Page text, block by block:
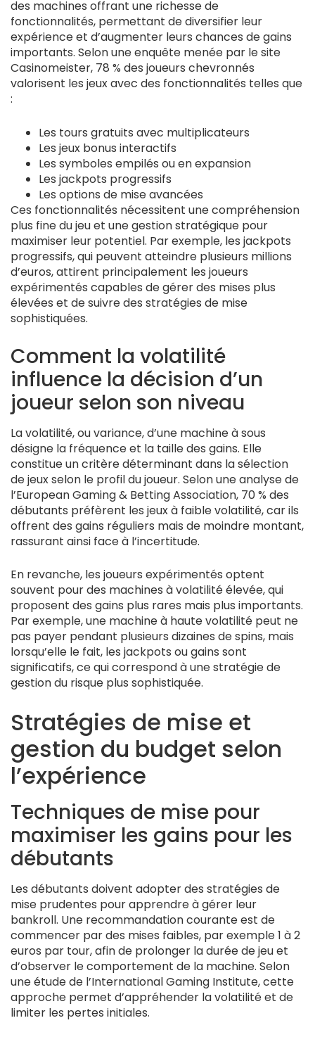
des machines offrant une richesse de
fonctionnalités, permettant de diversifier leur
expérience et d’augmenter leurs chances de gains
importants. Selon une enquête menée par le site
Casinomeister, 78 % des joueurs chevronnés
valorisent les jeux avec des fonctionnalités telles que
:
Les tours gratuits avec multiplicateurs
Les jeux bonus interactifs
Les symboles empilés ou en expansion
Les jackpots progressifs
Les options de mise avancées
Ces fonctionnalités nécessitent une compréhension
plus fine du jeu et une gestion stratégique pour
maximiser leur potentiel. Par exemple, les jackpots
progressifs, qui peuvent atteindre plusieurs millions
d’euros, attirent principalement les joueurs
expérimentés capables de gérer des mises plus
élevées et de suivre des stratégies de mise
sophistiquées.
Comment la volatilité
influence la décision d’un
joueur selon son niveau
La volatilité, ou variance, d’une machine à sous
désigne la fréquence et la taille des gains. Elle
constitue un critère déterminant dans la sélection
de jeux selon le profil du joueur. Selon une analyse de
l’European Gaming & Betting Association, 70 % des
débutants préfèrent les jeux à faible volatilité, car ils
offrent des gains réguliers mais de moindre montant,
rassurant ainsi face à l’incertitude.
En revanche, les joueurs expérimentés optent
souvent pour des machines à volatilité élevée, qui
proposent des gains plus rares mais plus importants.
Par exemple, une machine à haute volatilité peut ne
pas payer pendant plusieurs dizaines de spins, mais
lorsqu’elle le fait, les jackpots ou gains sont
significatifs, ce qui correspond à une stratégie de
gestion du risque plus sophistiquée.
Stratégies de mise et
gestion du budget selon
l’expérience
Techniques de mise pour
maximiser les gains pour les
débutants
Les débutants doivent adopter des stratégies de
mise prudentes pour apprendre à gérer leur
bankroll. Une recommandation courante est de
commencer par des mises faibles, par exemple 1 à 2
euros par tour, afin de prolonger la durée de jeu et
d’observer le comportement de la machine. Selon
une étude de l’International Gaming Institute, cette
approche permet d’appréhender la volatilité et de
limiter les pertes initiales.